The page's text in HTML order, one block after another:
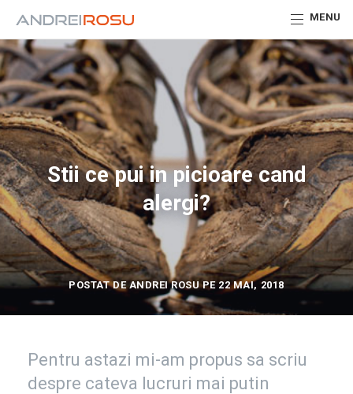
MENU
Stii ce pui in picioare cand
alergi?
POSTAT DE ANDREI ROSU PE 22 MAI, 2018
Pentru astazi mi-am propus sa scriu
despre cateva lucruri mai putin